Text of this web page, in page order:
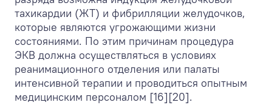
тахикардии (ЖТ) и фибрилляции желудочков,
которые являются угрожающими жизни
состояниями. По этим причинам процедура
ЭКВ должна осуществляться в условиях
реанимационного отделения или палаты
интенсивной терапии и проводиться опытным
медицинским персоналом [16][20].